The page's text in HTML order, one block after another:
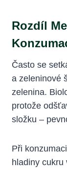
Rozdíl
Často se
a zeleninové
zelenina.
protože
složku –
Při
hladiny cukru